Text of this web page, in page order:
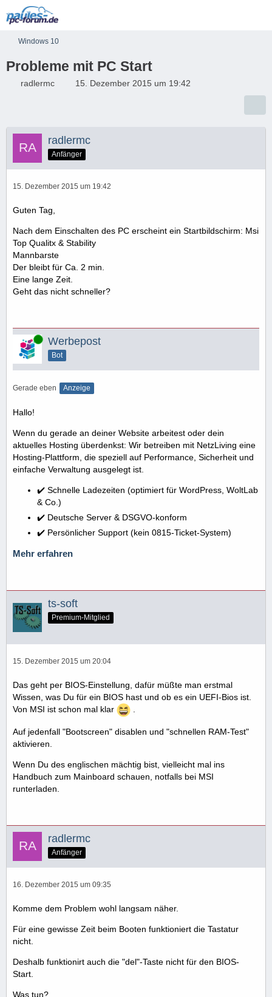
Windows 10
Probleme mit PC Start
radlermc 15. Dezember 2015 um 19:42
radlermc
Anfänger
15. Dezember 2015 um 19:42
Guten Tag,
Nach dem Einschalten des PC erscheint ein Startbildschirm: Msi
Top Qualitx & Stability
Mannbarste
Der bleibt für Ca. 2 min.
Eine lange Zeit.
Geht das nicht schneller?
Online Werbepost
Bot
Gerade eben Anzeige
Hallo!
Wenn du gerade an deiner Website arbeitest oder dein
aktuelles Hosting überdenkst: Wir betreiben mit NetzLiving eine
Hosting-Plattform, die speziell auf Performance, Sicherheit und
einfache Verwaltung ausgelegt ist.
✔️ Schnelle Ladezeiten (optimiert für WordPress, WoltLab
& Co.)
✔️ Deutsche Server & DSGVO-konform
✔️ Persönlicher Support (kein 0815-Ticket-System)
Mehr erfahren
ts-soft
Premium-Mitglied
15. Dezember 2015 um 20:04
Das geht per BIOS-Einstellung, dafür müßte man erstmal
Wissen, was Du für ein BIOS hast und ob es ein UEFI-Bios ist.
Von MSI ist schon mal klar
.
Auf jedenfall "Bootscreen" disablen und "schnellen RAM-Test"
aktivieren.
Wenn Du des englischen mächtig bist, vielleicht mal ins
Handbuch zum Mainboard schauen, notfalls bei MSI
runterladen.
radlermc
Anfänger
16. Dezember 2015 um 09:35
Komme dem Problem wohl langsam näher.
Für eine gewisse Zeit beim Booten funktioniert die Tastatur
nicht.
Deshalb funktionirt auch die "del"-Taste nicht für den BIOS-
Start.
Was tun?